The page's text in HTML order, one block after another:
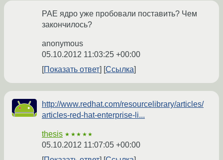
PAE ядро уже пробовали поставить? Чем
закончилось?
anonymous
05.10.2012 11:03:25 +00:00
Показать ответ
Ссылка
http://www.redhat.com/resourcelibrary/articles/
articles-red-hat-enterprise-li...
thesis ★★★★★
05.10.2012 11:07:05 +00:00